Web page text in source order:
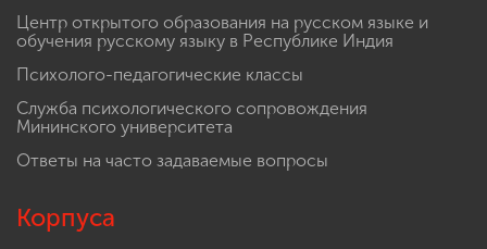
Центр открытого образования на русском языке и
обучения русскому языку в Республике Индия
Психолого-педагогические классы
Служба психологического сопровождения
Мининского университета
Ответы на часто задаваемые вопросы
Корпуса